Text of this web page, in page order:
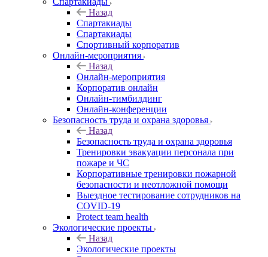
Назад
Спартакиады
Спартакиады
Спортивный корпоратив
Онлайн-мероприятия
Назад
Онлайн-мероприятия
Корпоратив онлайн
Онлайн-тимбилдинг
Онлайн-конференции
Безопасность труда и охрана здоровья
Назад
Безопасность труда и охрана здоровья
Тренировки эвакуации персонала при
пожаре и ЧС
Корпоративные тренировки пожарной
безопасности и неотложной помощи
Выездное тестирование сотрудников на
COVID-19
Protect team health
Экологические проекты
Назад
Экологические проекты